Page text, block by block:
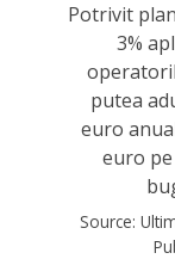
Potrivit
3%
putea
euro
euro
Source: